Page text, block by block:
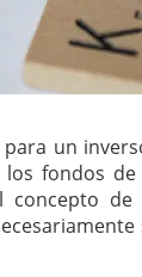
un
fondos
de